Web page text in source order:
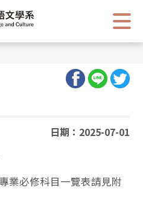
日期：2025-07-01
業必修科目一覽表請見附